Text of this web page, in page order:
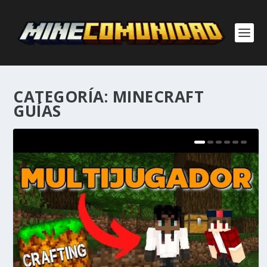
CATEGORÍA: MINECRAFT
GUÍAS